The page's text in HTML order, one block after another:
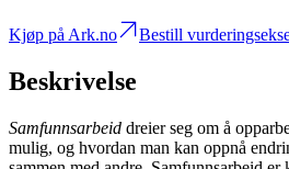
Kjøp på Ark.no Bestill
Beskrivelse
Samfunnsarbeid dreier seg om å
mulig, og hvordan man kan oppnå